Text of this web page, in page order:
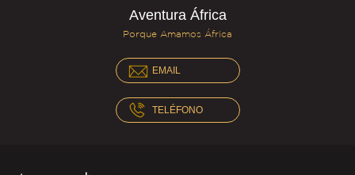
Aventura África
Porque Amamos África
EMAIL
TELÉFONO